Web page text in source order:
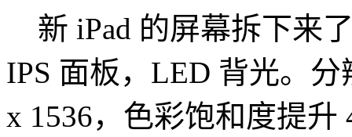
新 iPad 的屏幕拆下来
IPS 面板，LED 背光。分
x 1536，色彩饱和度提升